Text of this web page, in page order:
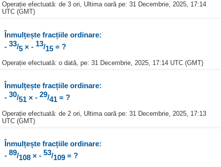
Operație efectuată: de 3 ori, Ultima oară pe: 31 Decembrie, 2025, 17:14
UTC (GMT)
Înmulțește fracțiile ordinare:
- 33/5× - 13/15= ?
Operație efectuată: o dată, pe: 31 Decembrie, 2025, 17:14 UTC (GMT)
Înmulțește fracțiile ordinare:
- 30/51 × - 29/41 = ?
Operație efectuată: de 2 ori, Ultima oară pe: 31 Decembrie, 2025, 17:13
UTC (GMT)
Înmulțește fracțiile ordinare:
- 89/108× - 53/109= ?